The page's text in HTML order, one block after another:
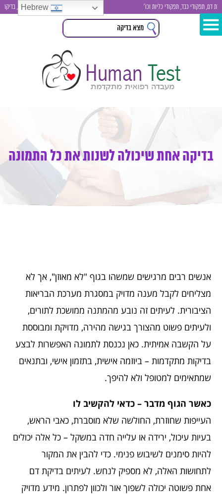
תפקודי כבד, תפקודי כליות וכו' בדיקות סקר לגבר ולאישה , בדיקת
בדיקה אחת שיכולה לשנות את כל התמונה
אנשים רבים מרגישים שמשהו בגוף "לא מאוזן", אך לא
מצליחים לקבל מענה מדויק במסגרת מערכת הבריאות
הציבורית. לעיתים זה נובע מהמתנה ממושכת לתורים,
ולעיתים פשוט מהצורך בגישה מהירה, מדויקת ומבוססת
על הקשבה אמיתית. כאן נכנסת לתמונה האפשרות לבצע
בדיקות מתקדמות – ביוזמה אישית, בתזמון אישי, ובתנאים
שמתאימים למטופל ולא להיפך.
כאשר הגוף מדבר – כדאי להקשיב לו
העייפות שחוזרת, החולשה שלא מוסברת, כאבי הראש,
בעיות עיכול, ירידה או עלייה חדה במשקל – כל אלה יכולים
להיות סימנים לשיבוש פנימי. כדי להבין את המקור
לתחושות האלה, לא מספיק לנחש. לעיתים בדיקת דם
אחת פשוטה יכולה לשפוך אור ולכוון לפתרון. מידע מדויק
Hebrew